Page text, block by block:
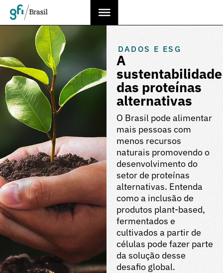
DADOS E ESG
A
sustentabilidade
das proteínas
alternativas
O Brasil pode alimentar
mais pessoas com
menos recursos
naturais promovendo o
desenvolvimento do
setor de proteínas
alternativas. Entenda
como a inclusão de
produtos plant-based,
fermentados e
cultivados a partir de
células pode fazer parte
da solução desse
desafio global.